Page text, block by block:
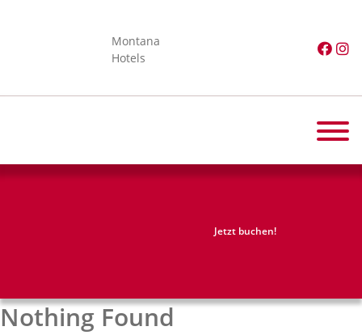
Montana
Hotels
Jetzt buchen!
Nothing Found